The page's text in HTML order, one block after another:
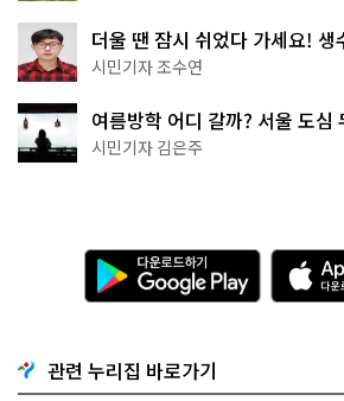
더울 땐 잠시 쉬었다 가세요! 생
·무더위쉼터까지
시민기자 조수연
여름방학 어디 갈까? 서울 도심
추천
시민기자 김은주
다
운
로
기
G
관련 누리집 바로가기